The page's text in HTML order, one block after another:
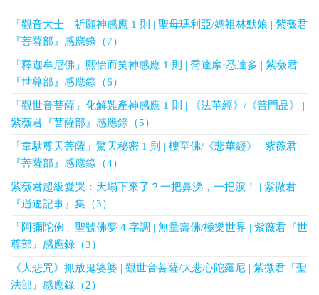
「觀音大士」祈願神感應 1 則 | 聖母瑪利亞/媽祖林默娘 | 紫薇君
『菩薩部』感應錄（7）
「釋迦牟尼佛」熙怡而笑神感應 1 則 | 喬達摩·悉達多 | 紫薇君
『世尊部』感應錄（6）
「觀世音菩薩」化解難產神感應 1 則 | 《法華經》/《普門品》 |
紫薇君『菩薩部』感應錄（5）
「韋馱尊天菩薩」驚天秘密 1 則 | 樓至佛/《悲華經》 | 紫薇君
『菩薩部』感應錄（4）
紫薇君超級愛哭：天塌下來了？一把鼻涕，一把淚！ | 紫微君
『逍遙記事』集（3）
「阿彌陀佛」聖號佛夢 4 字調 | 無量壽佛/極樂世界 | 紫薇君『世
尊部』感應錄（3）
《大悲咒》抓放鬼婆婆 | 觀世音菩薩/大悲心陀羅尼 | 紫微君『聖
法部』感應錄（2）